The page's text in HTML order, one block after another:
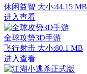
休闲益智 大小:44.15 MB
进入查看
全球攻势3D手游
飞行射击 大小:80.1 MB
进入查看